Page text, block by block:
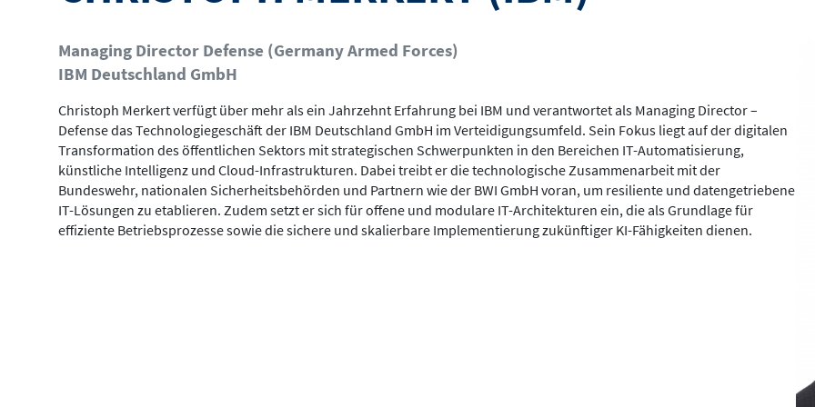
Managing Director Defense (Germany Armed Forces)
IBM Deutschland GmbH
Christoph Merkert verfügt über mehr als ein Jahrzehnt Erfahrung bei IBM und verantwortet als Managing Director –
Defense das Technologiegeschäft der IBM Deutschland GmbH im Verteidigungsumfeld. Sein Fokus liegt auf der digitalen
Transformation des öffentlichen Sektors mit strategischen Schwerpunkten in den Bereichen IT-Automatisierung,
künstliche Intelligenz und Cloud-Infrastrukturen. Dabei treibt er die technologische Zusammenarbeit mit der
Bundeswehr, nationalen Sicherheitsbehörden und Partnern wie der BWI GmbH voran, um resiliente und datengetriebene
IT-Lösungen zu etablieren. Zudem setzt er sich für offene und modulare IT-Architekturen ein, die als Grundlage für
effiziente Betriebsprozesse sowie die sichere und skalierbare Implementierung zukünftiger KI-Fähigkeiten dienen.